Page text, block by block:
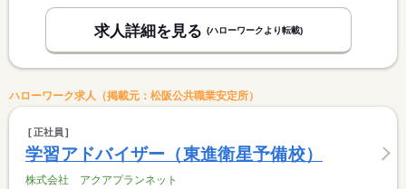
求人詳細を見る (ハローワークより転載)
ハローワーク求人（掲載元：松阪公共職業安定所）
正社員
学習アドバイザー（東進衛星予備校）
株式会社 アクアプランネット